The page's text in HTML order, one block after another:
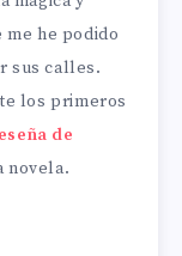
me he podido
sus calles.
los primeros
de
novela.